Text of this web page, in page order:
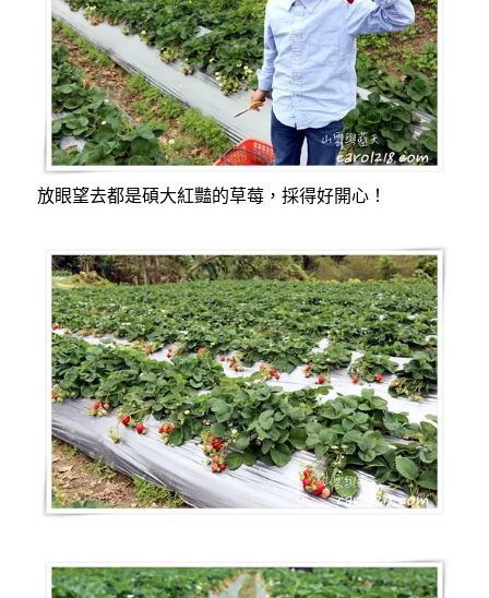
放眼望去都是碩大紅豔的草莓，採得好開心！